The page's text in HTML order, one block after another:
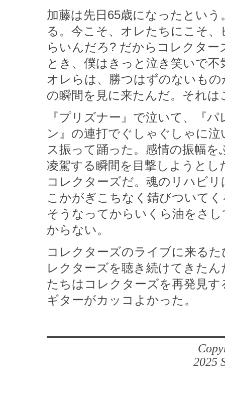
加藤は先日65歳になったとい
る。今こそ、オレたちにこそ
らいんだろ? だからコレクタ
とき、僕はきっと泣き笑いで
オレらは、勝つはずのないも
の瞬間を見に来たんだ。それ
『プリズナー』で泣いて、『
ン』の連打でぐしゃぐしゃに
ス振って踊った。感情の振幅
凌駕する瞬間を目撃しようと
コレクターズだ。魂のリハビ
こかがぎこちなく錆びついて
そうなってからいくら油をさ
からない。
コレクターズのライブに来る
レクターズを聴き続けてきた
たちはコレクターズを再発見
ギターがカッコよかった。
2025